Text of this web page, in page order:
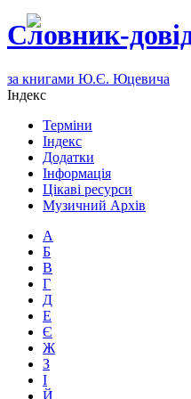
Словник-
за книгами Ю.Є. Юцевича
Індекс
Терміни
Індекс
Додатки
Інформація
Цікаві ресурси
Музичний Архів
А
Б
В
Г
Д
Е
Є
Ж
З
І
Й